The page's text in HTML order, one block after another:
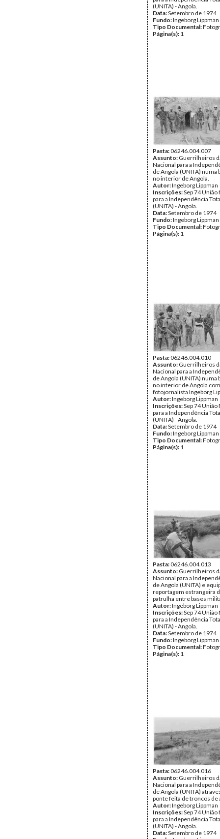
(UNITA) - Angola.
Data:Setembro de 1974
Fundo:Ingeborg Lippman
Tipo Documental:
Página(s): 1
Pasta:06246.004.007
Assunto: Guerrilheiros
Nacional para a
de Angola (UNITA) numa
no interior de Angola.
Autor:Ingeborg Lippman
Inscrições:Sep 74 União
para a Independência
(UNITA) - Angola.
Data:Setembro de 1974
Fundo:Ingeborg Lippman
Tipo Documental:
Página(s): 1
Pasta:06246.004.010
Assunto: Guerrilheiros
Nacional para a
de Angola (UNITA) numa
no interior de Angola
fotojornalista Ingeborg
Autor:Ingeborg Lippman
Inscrições:Sep 74 União
para a Independência
(UNITA) - Angola.
Data:Setembro de 1974
Fundo:Ingeborg Lippman
Tipo Documental:
Página(s): 1
Pasta:06246.004.013
Assunto: Guerrilheiros
Nacional para a
de Angola (UNITA) e
reportagem estrangeira
patrulha entre bases
Autor:Ingeborg Lippman
Inscrições:Sep 74 União
para a Independência
(UNITA) - Angola.
Data:Setembro de 1974
Fundo:Ingeborg Lippman
Tipo Documental:
Página(s): 1
Pasta:06246.004.016
Assunto: Guerrilheiros
Nacional para a
de Angola (UNITA)
ponte feita de troncos de
Autor:Ingeborg Lippman
Inscrições:Sep 74 União
para a Independência
(UNITA) - Angola.
Data:Setembro de 1974